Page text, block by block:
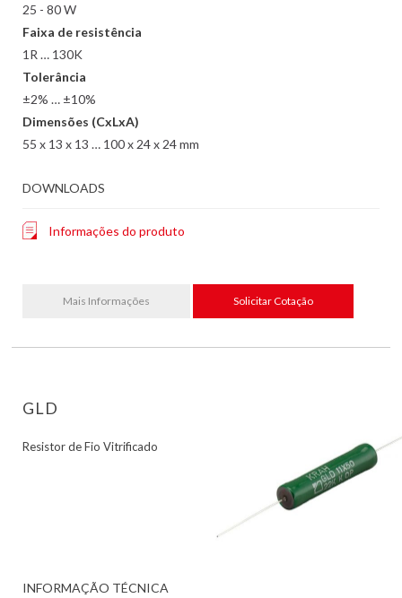
25 - 80 W
Faixa de resistência
1R … 130K
Tolerância
±2% … ±10%
Dimensões (CxLxA)
55 x 13 x 13 … 100 x 24 x 24 mm
DOWNLOADS
Informações do produto
Mais Informações Solicitar Cotação
GLD
Resistor de Fio Vitrificado
INFORMAÇÃO TÉCNICA